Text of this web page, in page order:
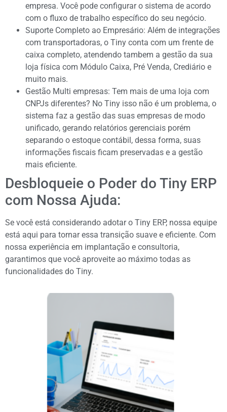
empresa. Você pode configurar o sistema de acordo
com o fluxo de trabalho específico do seu negócio.
Suporte Completo ao Empresário: Além de integrações
com transportadoras, o Tiny conta com um frente de
caixa completo, atendendo tambem a gestão da sua
loja física com Módulo Caixa, Pré Venda, Crediário e
muito mais.
Gestão Multi empresas: Tem mais de uma loja com
CNPJs diferentes? No Tiny isso não é um problema, o
sistema faz a gestão das suas empresas de modo
unificado, gerando relatórios gerenciais porém
separando o estoque contábil, dessa forma, suas
informações fiscais ficam preservadas e a gestão
mais eficiente.
Desbloqueie o Poder do Tiny ERP
com Nossa Ajuda:
Se você está considerando adotar o Tiny ERP, nossa equipe
está aqui para tornar essa transição suave e eficiente. Com
nossa experiência em implantação e consultoria,
garantimos que você aproveite ao máximo todas as
funcionalidades do Tiny.